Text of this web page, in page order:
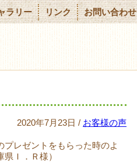
ラリー リンク お問い合わせ
2020年7月23日 / お客様の声
レゼントをもらった時のよ
Ｉ．Ｒ様）